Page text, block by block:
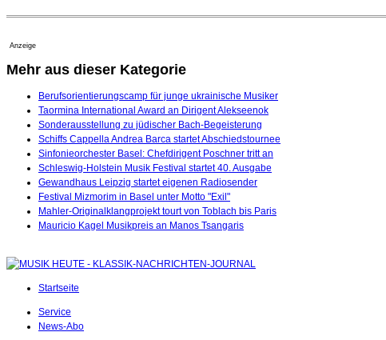
Anzeige
Mehr aus dieser Kategorie
Berufsorientierungscamp für junge ukrainische Musiker
Taormina International Award an Dirigent Alekseenok
Sonderausstellung zu jüdischer Bach-Begeisterung
Schiffs Cappella Andrea Barca startet Abschiedstournee
Sinfonieorchester Basel: Chefdirigent Poschner tritt an
Schleswig-Holstein Musik Festival startet 40. Ausgabe
Gewandhaus Leipzig startet eigenen Radiosender
Festival Mizmorim in Basel unter Motto "Exil"
Mahler-Originalklangprojekt tourt von Toblach bis Paris
Mauricio Kagel Musikpreis an Manos Tsangaris
Startseite
Service
News-Abo